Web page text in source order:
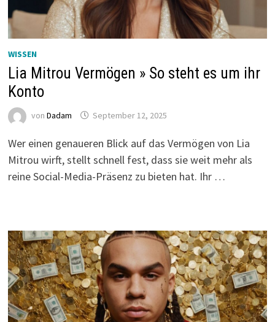
WISSEN
Lia Mitrou Vermögen » So steht es um ihr
Konto
von Dadam September 12, 2025
Wer einen genaueren Blick auf das Vermögen von Lia
Mitrou wirft, stellt schnell fest, dass sie weit mehr als
reine Social-Media-Präsenz zu bieten hat. Ihr …